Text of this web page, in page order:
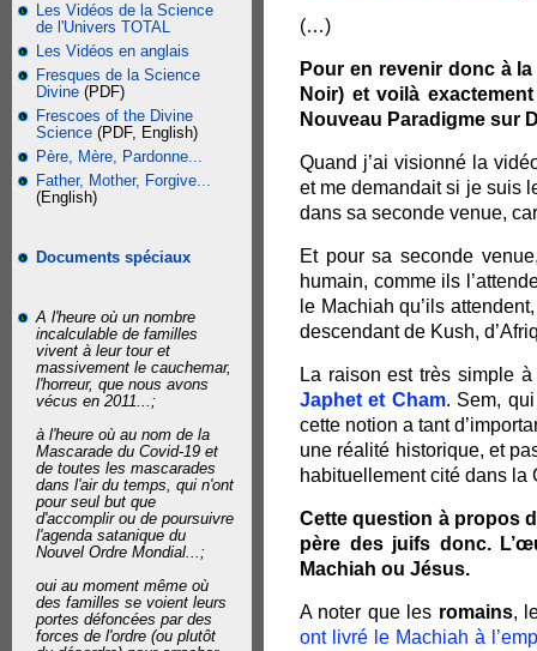
Les Vidéos de la Science
de l'Univers TOTAL
Les Vidéos en anglais
Fresques de la Science
Divine (PDF)
Frescoes of the Divine
Science (PDF, English)
Père, Mère, Pardonne...
Father, Mother, Forgive...
(English)
Documents spéciaux
A l'heure où un nombre
incalculable de familles
vivent à leur tour et
massivement le cauchemar,
l'horreur, que nous avons
vécus en 2011...;
à l'heure où au nom de la
Mascarade du Covid-19 et
de toutes les mascarades
dans l'air du temps, qui n'ont
pour seul but que
d'accomplir ou de poursuivre
l'agenda satanique du
Nouvel Ordre Mondial...;
oui au moment même où
des familles se voient leurs
portes défoncées par des
forces de l'ordre (ou plutôt
(…)
Pour en revenir donc à
Noir) et voilà
Nouveau Paradigme sur
Quand j’ai visionné la
et me demandait si je suis
dans sa seconde venue,
Et pour sa seconde
humain, comme ils
le Machiah qu’ils
descendant de Kush,
La raison est très simple
Japhet et Cham. Sem,
cette notion a tant
une réalité historique, et
habituellement cité dans la
Cette question à propos
père des juifs donc.
Machiah ou Jésus.
A noter que les romains,
ont livré le Machiah à